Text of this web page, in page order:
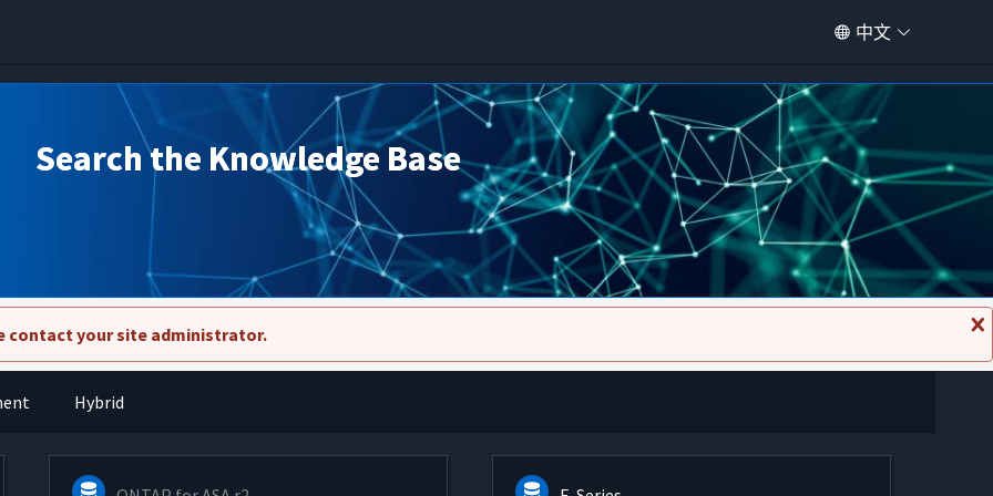
中文
Search the Knowledge Base
关
闭
contact your site administrator.
Hybrid